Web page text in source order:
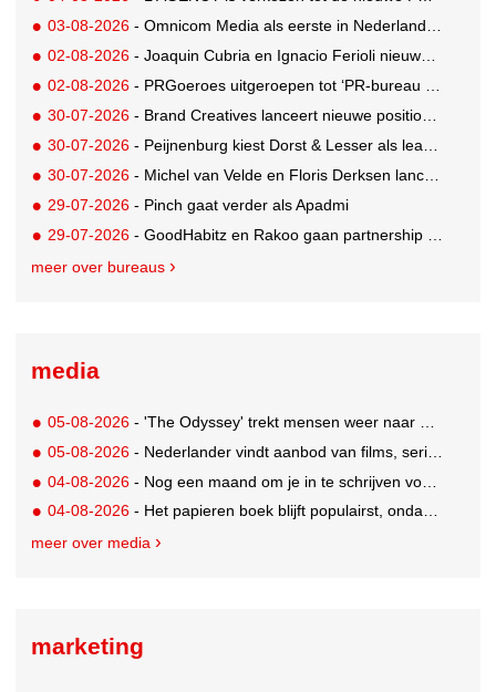
03-08-2026 - Omnicom Media als eerste in Nederland actief met advertenties in ChatGPT
02-08-2026 - Joaquin Cubria en Ignacio Ferioli nieuwe Global CCO’s GUT, Renata Neumann Global Head of Production
02-08-2026 - PRGoeroes uitgeroepen tot ‘PR-bureau van het jaar 2026’
30-07-2026 - Brand Creatives lanceert nieuwe positionering: Create to Celebrate
30-07-2026 - Peijnenburg kiest Dorst & Lesser als lead social agency
30-07-2026 - Michel van Velde en Floris Derksen lanceren I.C.Y. group: drie specialistische bureaus, één visie op groei
29-07-2026 - Pinch gaat verder als Apadmi
29-07-2026 - GoodHabitz en Rakoo gaan partnership aan voor geïntegreerde talentontwikkeling
meer over bureaus
media
05-08-2026 - 'The Odyssey' trekt mensen weer naar de bioscoop
05-08-2026 - Nederlander vindt aanbod van films, series en sport vaak versnipperd
04-08-2026 - Nog een maand om je in te schrijven voor de Mercurs 2026
04-08-2026 - Het papieren boek blijft populairst, ondanks digitale alternatieven
meer over media
marketing